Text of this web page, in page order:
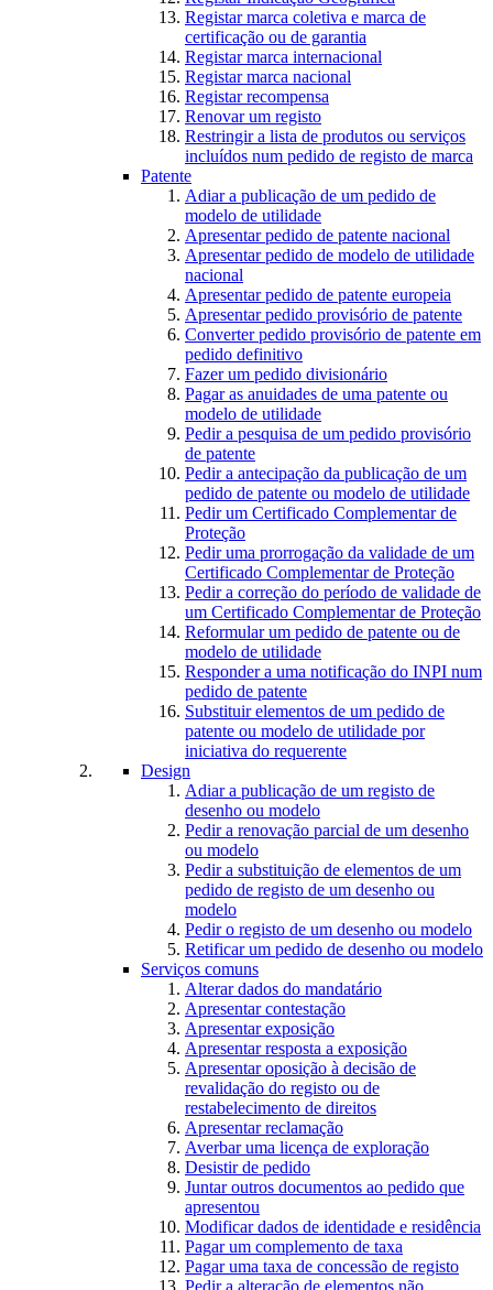
Registar marca coletiva e marca de
certificação ou de garantia
Registar marca internacional
Registar marca nacional
Registar recompensa
Renovar um registo
Restringir a lista de produtos ou serviços
incluídos num pedido de registo de marca
Patente
Adiar a publicação de um pedido de
modelo de utilidade
Apresentar pedido de patente nacional
Apresentar pedido de modelo de utilidade
nacional
Apresentar pedido de patente europeia
Apresentar pedido provisório de patente
Converter pedido provisório de patente em
pedido definitivo
Fazer um pedido divisionário
Pagar as anuidades de uma patente ou
modelo de utilidade
Pedir a pesquisa de um pedido provisório
de patente
Pedir a antecipação da publicação de um
pedido de patente ou modelo de utilidade
Pedir um Certificado Complementar de
Proteção
Pedir uma prorrogação da validade de um
Certificado Complementar de Proteção
Pedir a correção do período de validade de
um Certificado Complementar de Proteção
Reformular um pedido de patente ou de
modelo de utilidade
Responder a uma notificação do INPI num
pedido de patente
Substituir elementos de um pedido de
patente ou modelo de utilidade por
iniciativa do requerente
Design
Adiar a publicação de um registo de
desenho ou modelo
Pedir a renovação parcial de um desenho
ou modelo
Pedir a substituição de elementos de um
pedido de registo de um desenho ou
modelo
Pedir o registo de um desenho ou modelo
Retificar um pedido de desenho ou modelo
Serviços comuns
Alterar dados do mandatário
Apresentar contestação
Apresentar exposição
Apresentar resposta a exposição
Apresentar oposição à decisão de
revalidação do registo ou de
restabelecimento de direitos
Apresentar reclamação
Averbar uma licença de exploração
Desistir de pedido
Juntar outros documentos ao pedido que
apresentou
Modificar dados de identidade e residência
Pagar um complemento de taxa
Pagar uma taxa de concessão de registo
Pedir a alteração de elementos não